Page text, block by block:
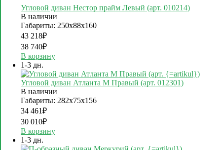
Угловой диван Нестор прайм Левый (арт. 010214)
В наличии
Габариты: 250х88х160
43 218₽
38 740₽
В корзину
1-3 дн.
Угловой диван Атланта М Правый (арт. 012301)
В наличии
Габариты: 282х75х156
34 461₽
30 010₽
В корзину
1-3 дн.